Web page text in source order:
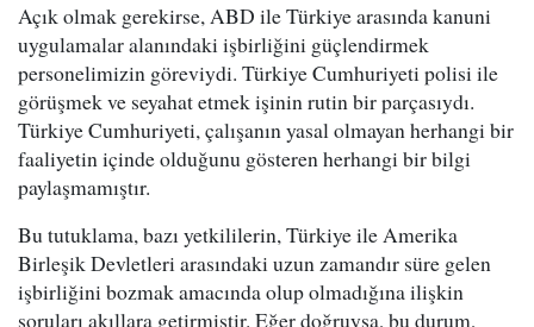
Açık olmak gerekirse, ABD ile Türkiye arasında kanuni
uygulamalar alanındaki işbirliğini güçlendirmek
personelimizin göreviydi. Türkiye Cumhuriyeti polisi ile
görüşmek ve seyahat etmek işinin rutin bir parçasıydı.
Türkiye Cumhuriyeti, çalışanın yasal olmayan herhangi bir
faaliyetin içinde olduğunu gösteren herhangi bir bilgi
paylaşmamıştır.
Bu tutuklama, bazı yetkililerin, Türkiye ile Amerika
Birleşik Devletleri arasındaki uzun zamandır süre gelen
işbirliğini bozmak amacında olup olmadığına ilişkin
soruları akıllara getirmiştir. Eğer doğruysa, bu durum,